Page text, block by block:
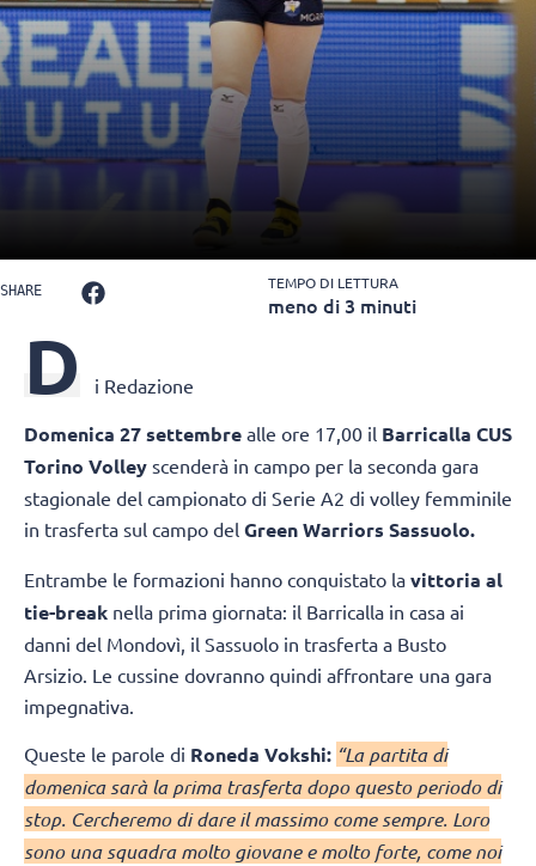
SHARE TEMPO DI LETTURA
meno di 3 minuti
D i Redazione
Domenica 27 settembre alle ore 17,00 il Barricalla CUS
Torino Volley scenderà in campo per la seconda gara
stagionale del campionato di Serie A2 di volley femminile
in trasferta sul campo del Green Warriors Sassuolo.
Entrambe le formazioni hanno conquistato la vittoria al
tie-break nella prima giornata: il Barricalla in casa ai
danni del Mondovì, il Sassuolo in trasferta a Busto
Arsizio. Le cussine dovranno quindi affrontare una gara
impegnativa.
Queste le parole di Roneda Vokshi: “La partita di
domenica sarà la prima trasferta dopo questo periodo di
stop. Cercheremo di dare il massimo come sempre. Loro
sono una squadra molto giovane e molto forte, come noi